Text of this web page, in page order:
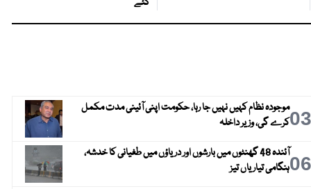
03موجودہ نظام کہیں نہیں جا رہا، حکومت اپنی آئینی مدت مکمل
کرے گی، وزیر داخلہ
06
آئندہ 48 گھنٹوں میں بارشوں اور دریاؤں میں طغیانی کا خدشہ،
ہنگامی تیاریاں تیز